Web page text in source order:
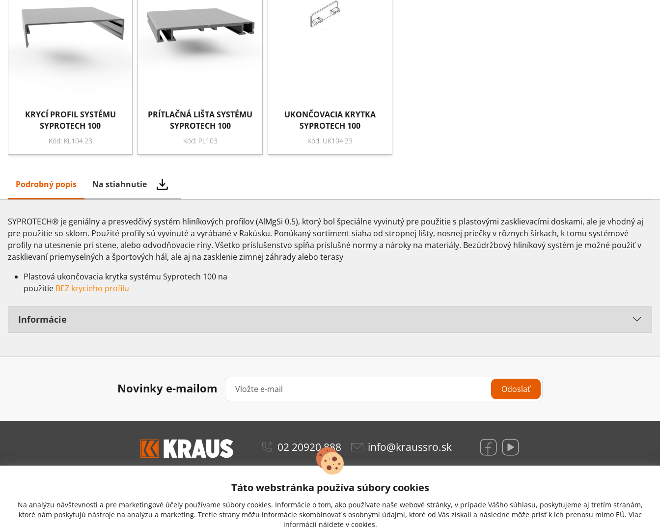
KRYCÍ PROFIL SYSTÉMU
SYPROTECH 100
Kód: KL104.23
PRÍTLAČNÁ LIŠTA SYSTÉMU
SYPROTECH 100
Kód: PL103
UKONČOVACIA KRYTKA
SYPROTECH 100
Kód: UK104.23
Podrobný popis Na stiahnutie
SYPROTECH® je geniálny a presvedčivý systém hliníkových profilov (AlMgSi 0,5), ktorý bol špeciálne vyvinutý pre použitie s plastovými zasklievacími doskami, ale je vhodný aj
pre použitie so sklom. Použité profily sú vyvinuté a vyrábané v Rakúsku. Ponúkaný sortiment siaha od stropnej lišty, nosnej priečky v rôznych šírkach, k tomu systémové
profily na utesnenie pri stene, alebo odvodňovacie ríny. Všetko príslušenstvo spĺňa príslušné normy a nároky na materiály. Bezúdržbový hliníkový systém je možné použiť v
zasklievaní priemyselných a športových hál, ale aj na zasklenie zimnej záhrady alebo terasy
Plastová ukončovacia krytka systému Syprotech 100 na
použitie BEZ krycieho profilu
Informácie
Novinky e-mailom Odoslať
02 20920 888 info@kraussro.sk
4,7
Doprava a platba
Odstúpenie od zmluvy
Nastavenie cookies
Kontakt
Hrachová 12/B
Táto webstránka používa súbory cookies
Na analýzu návštevnosti a pre marketingové účely používame súbory cookies. Informácie o tom, ako používate naše webové stránky, v prípade Vášho súhlasu, poskytujeme aj tretím stranám,
ktoré nám poskytujú nástroje na analýzu a marketing. Tretie strany môžu informácie skombinovať s osobnými údajmi, ktoré od Vás získali a následne môže prísť k ich prenosu mimo EÚ. Viac
informácií nájdete v cookies.